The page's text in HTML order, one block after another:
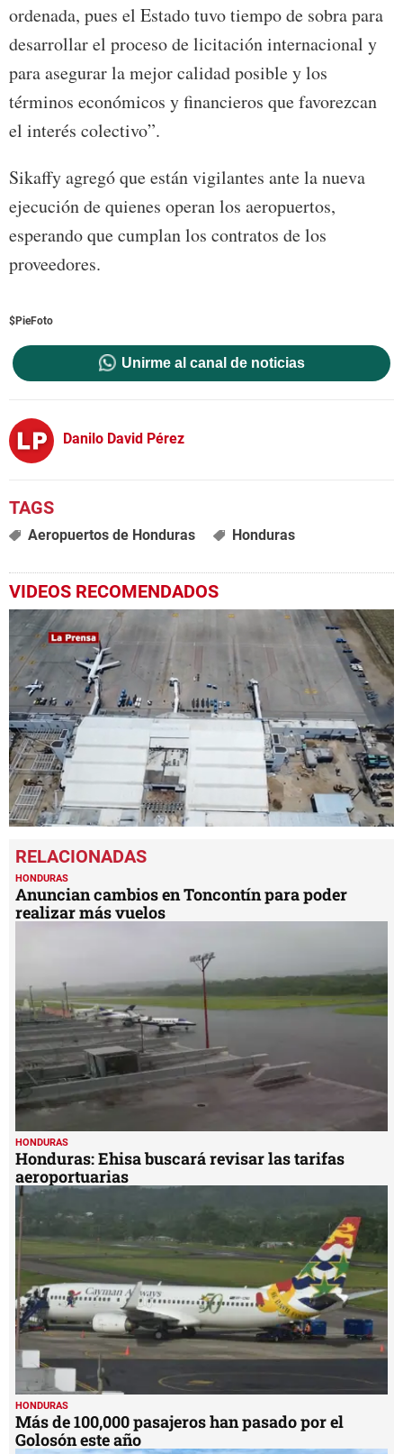
ordenada, pues el Estado tuvo tiempo de sobra para
desarrollar el proceso de licitación internacional y
para asegurar la mejor calidad posible y los
términos económicos y financieros que favorezcan
el interés colectivo”.
Sikaffy agregó que están vigilantes ante la nueva
ejecución de quienes operan los aeropuertos,
esperando que cumplan los contratos de los
proveedores.
$PieFoto
Unirme al canal de noticias
Danilo David Pérez
Aeropuertos de Honduras Honduras
VIDEOS RECOMENDADOS
seconds
of
6
minutes,
24
seconds
HONDURAS
Anuncian cambios en Toncontín para poder
realizar más vuelos
HONDURAS
Honduras: Ehisa buscará revisar las tarifas
aeroportuarias
HONDURAS
Más de 100,000 pasajeros han pasado por el
Golosón este año